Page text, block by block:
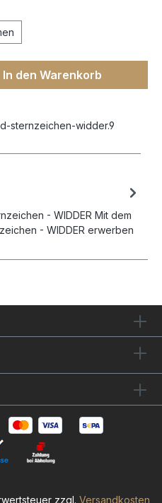
In den Warenkorb
sternzeichen-widder.9
- WIDDER Mit dem
- WIDDER erwerben
zzgl. Versandkosten